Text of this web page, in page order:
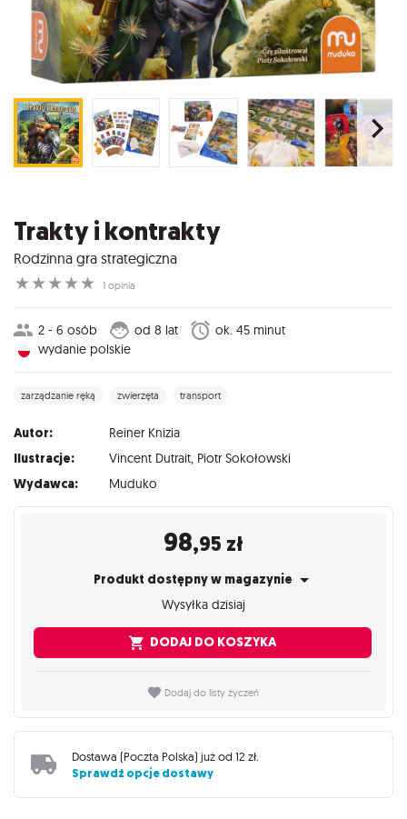
Trakty i kontrakty
Rodzinna gra strategiczna
☆
☆
☆
☆
☆ 1 opinia
2 - 6 osób od 8 lat
ok. 45 minut
wydanie polskie
zarządzanie ręką zwierzęta transport
Autor: Reiner Knizia
Ilustracje: Vincent Dutrait, Piotr Sokołowski
Wydawca: Muduko
98,95 zł
Produkt dostępny w magazynie
Wysyłka dzisiaj
DODAJ DO KOSZYKA
Dodaj do listy życzeń
Dostawa (Poczta Polska) już od 12 zł
Sprawdź opcje dostawy